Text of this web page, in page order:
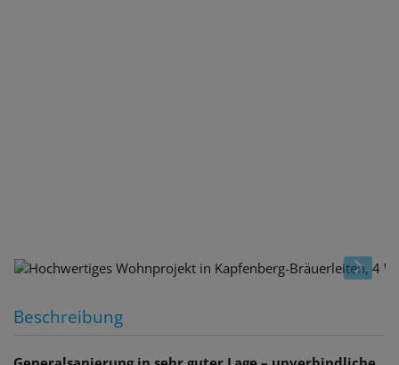
Beschreibung